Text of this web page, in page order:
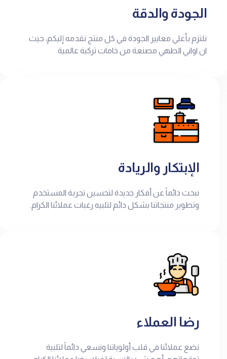
الجودة والدقة
نلتزم بأعلي معايير الجودة في كل منتج نقدمه إليكم، حيث
ان اواني الطهي مصنعة من خامات تركية عالمية.
الإبتكار والريادة
نبحث دائماً عن أفكار جديدة لتحسين تجربة المستخدم
وتطوير منتجاتنا بشكل دائم لتلبيه رغبات عملائنا الكرام.
رضا العملاء
نضع عملائنا في قلب أولوياتنا ونسعي دائماً لتلبية